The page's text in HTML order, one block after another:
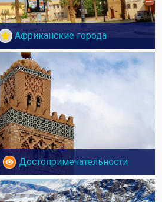
Африканские города
Достопримечательности